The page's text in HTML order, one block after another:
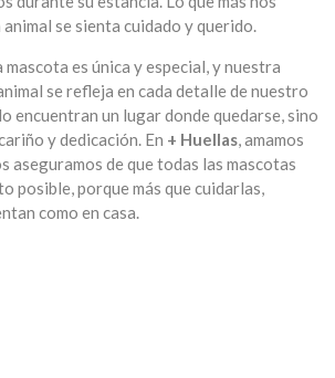
se sienta cuidado y querido.
es única y especial, y nuestra
se refleja en cada detalle de nuestro
encuentran un lugar donde quedarse, sino
y dedicación. En + Huellas, amamos
aseguramos de que todas las mascotas
posible, porque más que cuidarlas,
como en casa.